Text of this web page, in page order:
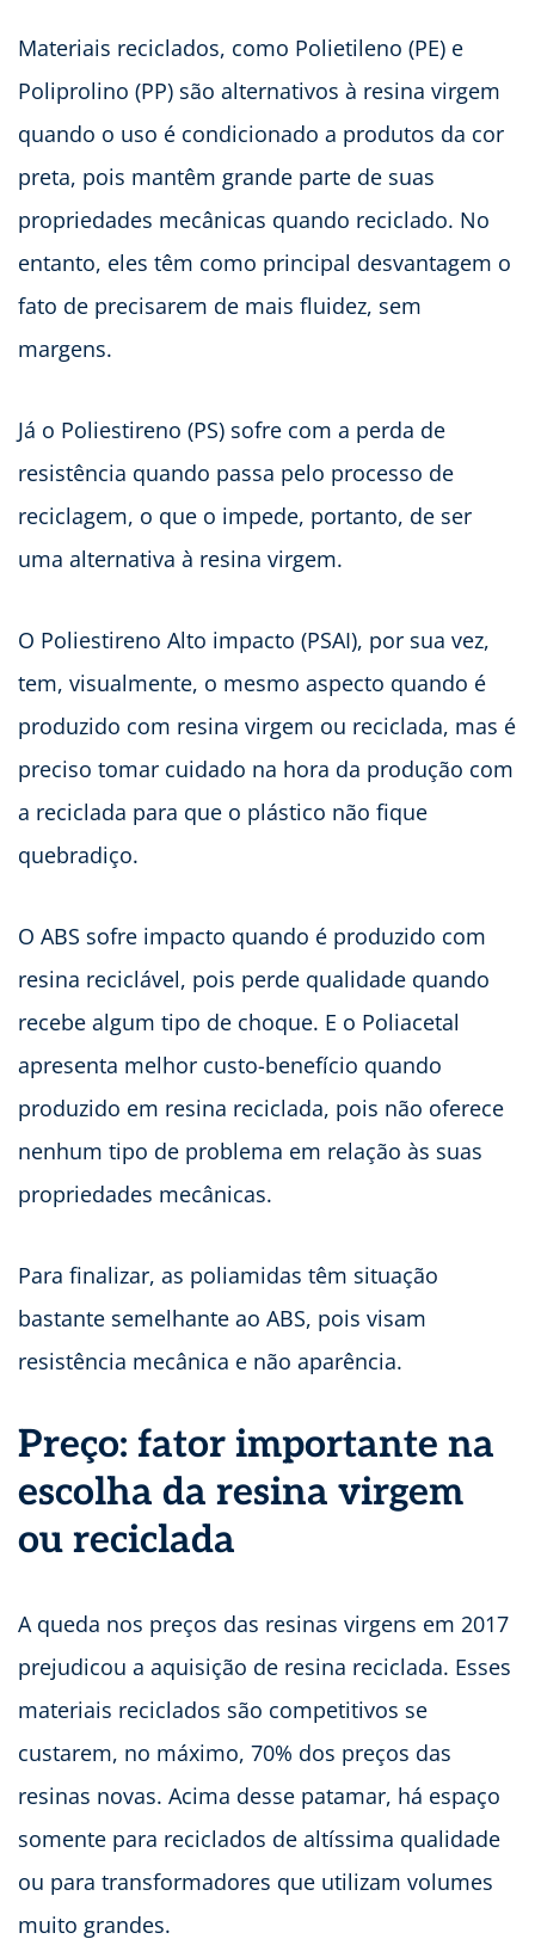
Materiais reciclados, como Polietileno (PE) e
Poliprolino (PP) são alternativos à resina virgem
quando o uso é condicionado a produtos da cor
preta, pois mantêm grande parte de suas
propriedades mecânicas quando reciclado. No
entanto, eles têm como principal desvantagem o
fato de precisarem de mais fluidez, sem
margens.
Já o Poliestireno (PS) sofre com a perda de
resistência quando passa pelo processo de
reciclagem, o que o impede, portanto, de ser
uma alternativa à resina virgem.
O Poliestireno Alto impacto (PSAI), por sua vez,
tem, visualmente, o mesmo aspecto quando é
produzido com resina virgem ou reciclada, mas é
preciso tomar cuidado na hora da produção com
a reciclada para que o plástico não fique
quebradiço.
O ABS sofre impacto quando é produzido com
resina reciclável, pois perde qualidade quando
recebe algum tipo de choque. E o Poliacetal
apresenta melhor custo-benefício quando
produzido em resina reciclada, pois não oferece
nenhum tipo de problema em relação às suas
propriedades mecânicas.
Para finalizar, as poliamidas têm situação
bastante semelhante ao ABS, pois visam
resistência mecânica e não aparência.
Preço: fator importante na
escolha da resina virgem
ou reciclada
A queda nos preços das resinas virgens em 2017
prejudicou a aquisição de resina reciclada. Esses
materiais reciclados são competitivos se
custarem, no máximo, 70% dos preços das
resinas novas. Acima desse patamar, há espaço
somente para reciclados de altíssima qualidade
ou para transformadores que utilizam volumes
muito grandes.